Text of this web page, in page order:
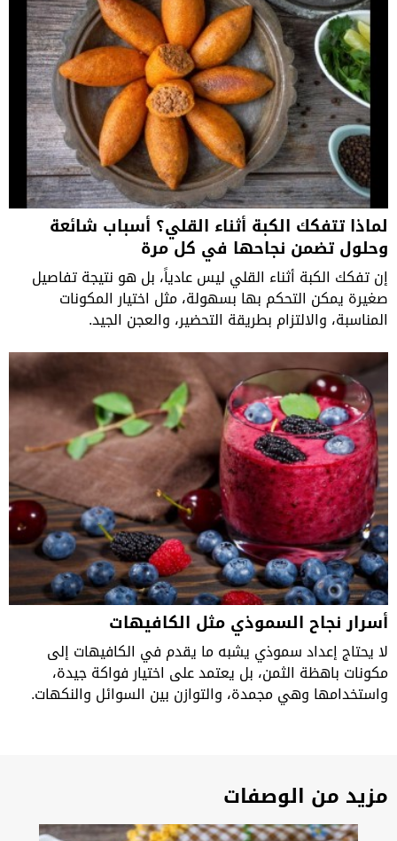
لماذا تتفكك الكبة أثناء القلي؟ أسباب شائعة
وحلول تضمن نجاحها في كل مرة
إن تفكك الكبة أثناء القلي ليس عادياً، بل هو نتيجة تفاصيل
صغيرة يمكن التحكم بها بسهولة، مثل اختيار المكونات
المناسبة، والالتزام بطريقة التحضير، والعجن الجيد.
أسرار نجاح السموذي مثل الكافيهات
لا يحتاج إعداد سموذي يشبه ما يقدم في الكافيهات إلى
مكونات باهظة الثمن، بل يعتمد على اختيار فواكة جيدة،
واستخدامها وهي مجمدة، والتوازن بين السوائل والنكهات.
مزيد من الوصفات